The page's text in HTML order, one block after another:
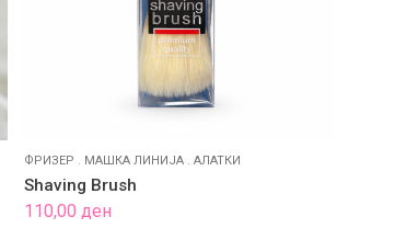
ФРИЗЕР . МАШКА ЛИНИЈА. АЛАТКИ
Shaving Brush
110,00 ден